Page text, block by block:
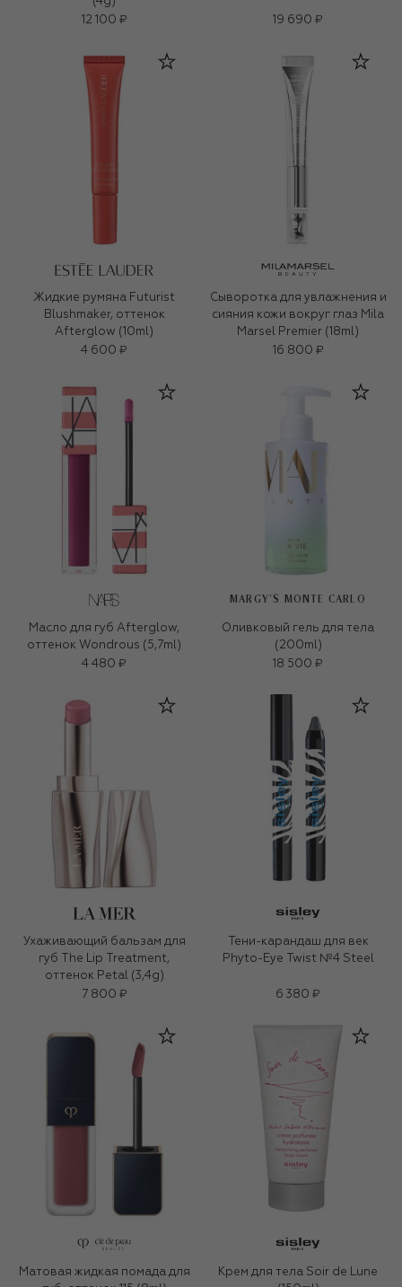
12 100 ₽
19 690 ₽
Жидкие румяна Futurist
Blushmaker, оттенок
Afterglow (10ml)
4 600 ₽
Сыворотка для увлажнения и
сияния кожи вокруг глаз Mila
Marsel Premier (18ml)
16 800 ₽
Масло для губ Afterglow,
оттенок Wondrous (5,7ml)
4 480 ₽
MARGY’S MONTE CARLO
Оливковый гель для тела
(200ml)
18 500 ₽
Ухаживающий бальзам для
губ The Lip Treatment,
оттенок Petal (3,4g)
7 800 ₽
Тени-карандаш для век
Phyto-Eye Twist №4 Steel
6 380 ₽
Матовая жидкая помада для
Крем для тела Soir de Lune